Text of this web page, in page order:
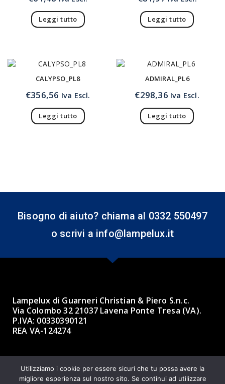
Leggi tutto Leggi tutto
CALYPSO_PL8
€356,56 Iva Escl.
Leggi tutto
ADMIRAL_PL6
€298,36 Iva Escl.
Leggi tutto
Bisogno di aiuto? chiama al 0332 550497
o scrivi a info@lampelux.it
Lampelux di Guarneri Christian & Piero S.n.c.
Via Colombo 32 21037 Lavena Ponte Tresa (VA).
P.IVA: 00330390121
REA VA-124274
Made with ❤ by BBK 3.0 Informatica
Utilizziamo i cookie per essere sicuri che tu possa avere la
migliore esperienza sul nostro sito. Se continui ad utilizzare